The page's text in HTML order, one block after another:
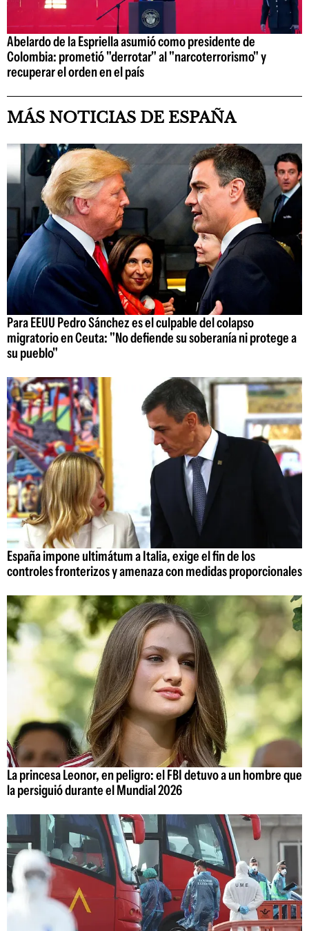
Abelardo de la Espriella asumió como presidente de
Colombia: prometió "derrotar" al "narcoterrorismo" y
recuperar el orden en el país
MÁS NOTICIAS DE ESPAÑA
Para EEUU Pedro Sánchez es el culpable del colapso
migratorio en Ceuta: "No defiende su soberanía ni protege a
su pueblo"
España impone ultimátum a Italia, exige el fin de los
controles fronterizos y amenaza con medidas proporcionales
La princesa Leonor, en peligro: el FBI detuvo a un hombre que
la persiguió durante el Mundial 2026